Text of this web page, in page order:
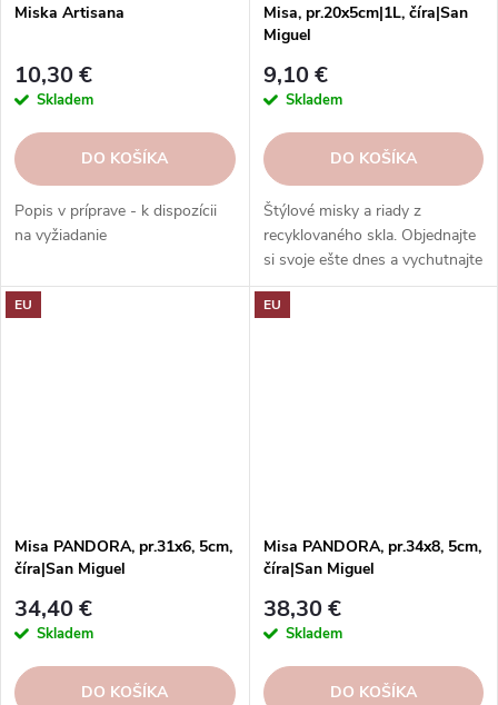
Miska Artisana
10,30 €
Skladem
DO KOŠÍKA
Popis v príprave - k dispozícii
na vyžiadanie
Misa, pr.20x5cm|1L, číra|San
Miguel
9,10 €
Skladem
DO KOŠÍKA
Štýlové misky a riady z
recyklovaného skla. Objednajte
si svoje ešte dnes a vychutnajte
si eleganciu s ohľadom na
udržateľnosť.
EU
Misa PANDORA, pr.31x6, 5cm,
číra|San Miguel
34,40 €
Skladem
DO KOŠÍKA
EU
Misa PANDORA, pr.34x8, 5cm,
číra|San Miguel
38,30 €
Skladem
DO KOŠÍKA